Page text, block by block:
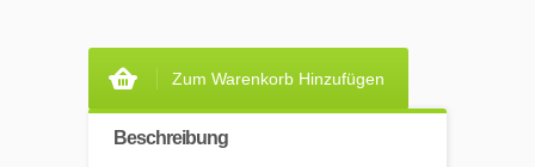
Zum Warenkorb Hinzufügen
Beschreibung